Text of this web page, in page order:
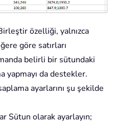
özelliği, yalnızca
göre satırları
belirli bir sütundaki
yapmayı da destekler.
ayarlarını şu şekilde
Sütun olarak ayarlayın;